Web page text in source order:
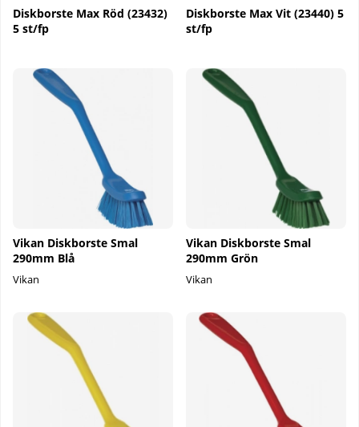
Diskborste Max Röd (23432)
5 st/fp
Diskborste Max Vit (23440) 5
st/fp
Vikan Diskborste Smal
290mm Blå
Vikan
Vikan Diskborste Smal
290mm Grön
Vikan